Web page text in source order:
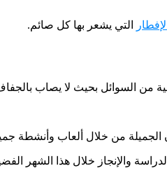
الإفطار التي يشعر بها كل صائم.
السوائل بحيث لا يصاب
من خلال ألعاب وأنشطة
والإنجاز خلال هذا الشهر